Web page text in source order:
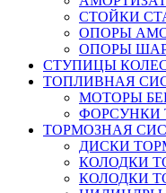
СТОЙКИ
ОПОРЫ
ОПОРЫ
СТУПИЦЫ
ТОПЛИВНАЯ
МОТОРЫ
ФОРСУНКИ
ТОРМОЗНАЯ
ДИСКИ
КОЛОДКИ
КОЛОДКИ